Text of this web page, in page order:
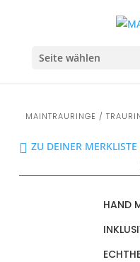
Seite wählen
MAINTRAURINGE /
ZU DEINER
HAND